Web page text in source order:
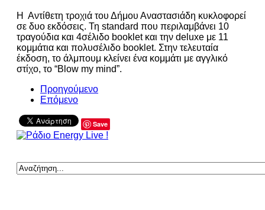
Η Αντίθετη τροχιά του Δήμου Αναστασιάδη κυκλοφορεί
σε δυο εκδόσεις. Τη standard που περιλαμβάνει 10
τραγούδια και 4σέλιδο booklet και την deluxe με 11
κομμάτια και πολυσέλιδο booklet. Στην τελευταία
έκδοση, το άλμπουμ κλείνει ένα κομμάτι με αγγλικό
στίχο, το “Blow my mind”.
Προηγούμενο
Επόμενο
Save